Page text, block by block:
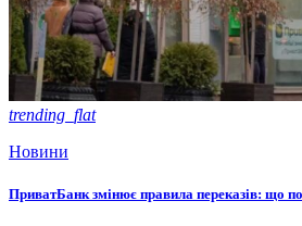
trending_flat
Новини
ПриватБанк змінює правила переказів: що